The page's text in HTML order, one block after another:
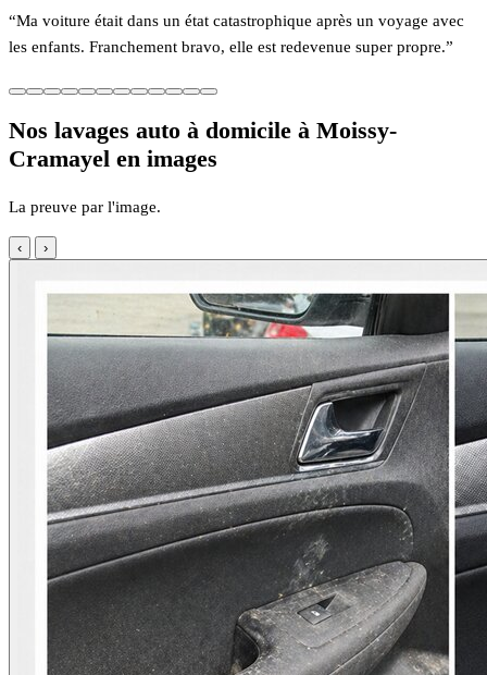
“Ma voiture était dans un état catastrophique après un voyage avec
les enfants. Franchement bravo, elle est redevenue super propre.”
Nos lavages auto à domicile à Moissy-
Cramayel en images
La preuve par l'image.
‹ ›